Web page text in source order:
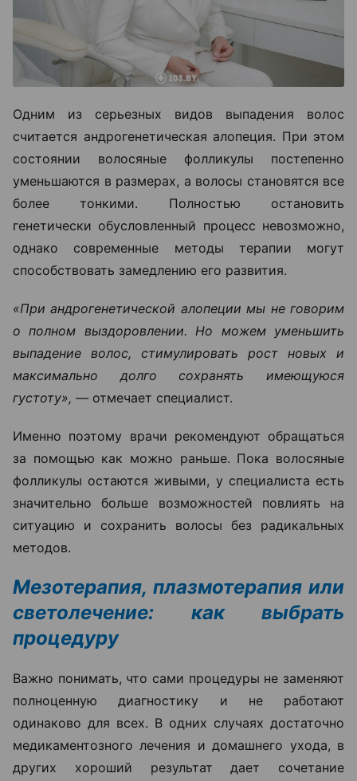
Одним из серьезных видов выпадения волос
считается андрогенетическая алопеция. При этом
состоянии волосяные фолликулы постепенно
уменьшаются в размерах, а волосы становятся все
более тонкими. Полностью остановить
генетически обусловленный процесс невозможно,
однако современные методы терапии могут
способствовать замедлению его развития.
«При андрогенетической алопеции мы не говорим
о полном выздоровлении. Но можем уменьшить
выпадение волос, стимулировать рост новых и
максимально долго сохранять имеющуюся
густоту», — отмечает специалист.
Именно поэтому врачи рекомендуют обращаться
за помощью как можно раньше. Пока волосяные
фолликулы остаются живыми, у специалиста есть
значительно больше возможностей повлиять на
ситуацию и сохранить волосы без радикальных
методов.
Мезотерапия, плазмотерапия или
светолечение: как выбрать
процедуру
Важно понимать, что сами процедуры не заменяют
полноценную диагностику и не работают
одинаково для всех. В одних случаях достаточно
медикаментозного лечения и домашнего ухода, в
других хороший результат дает сочетание